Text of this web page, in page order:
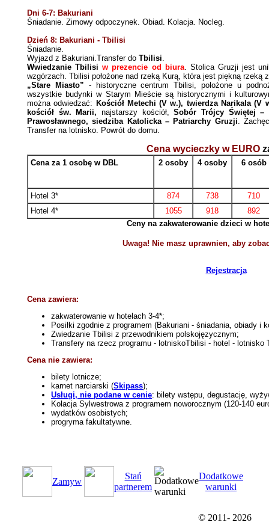
Dni 6-7: Bakuriani
Śniadanie. Zimowy odpoczynek. Obiad. Kolacja. Nocleg.
Dzień 8: Bakuriani - Tbilisi
Śniadanie.
Wyjazd z Bakuriani.Transfer do Tbilisi.
Wwiedzanie Tbilisiw prezencie od biura. Stolica Gruzji jest
wzgórzach. Tbilisi położone nad rzeką Kurą, która jest piękną
„Stare Miasto” - historyczne centrum Tbilisi, polożone u
wszystkie budynki w Starym Mieście są historycznymi i
można odwiedzać: Kościół Metechi (V w.), twierdza Narikala (V
kościół św. Marii, najstarszy kościół, Sobór Trójcy Świętej –
Prawosławnego, siedziba Katolicka – Patriarchy Gruzji.
Transfer na lotnisko. Powrót do domu.
Cena wycieczky w EURO
Cena za 1 osobę w DBL 2 osoby 4 osoby 6 osób
Hotel 3* 874 738
710
Hotel 4* 1055 918
892
Ceny na zakwaterowanie dzieci w
Uwaga! Nie masz uprawnien, aby
Rejestracja
Cena zawiera:
zakwaterowanie w hotelach 3-4*;
Posiłki zgodnie z programem (Bakuriani - śniadania, obiady i
Zwiedzanie Tbilisi z przewodnikiem polskojęzycznym;
Transfery na rzecz programu - lotniskoTbilisi - hotel - lotnisko
Cena nie zawiera:
bilety lotnicze;
karnet narciarski (Skipass);
Usługi, nie podane w cenie: bilety wstępu, degustację,
Kolacja Sylwestrowa z programem noworocznym (120-140
wydatków osobistych;
progryma fakultatywne.
Zamуw
Stań
partnerem
Dodatkowe
warunki
© 2011- 2026